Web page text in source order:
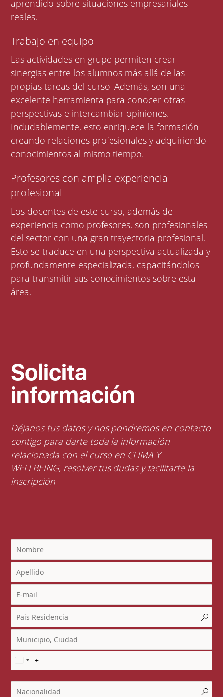
aprendido sobre situaciones empresariales
reales.
Trabajo en equipo
Las actividades en grupo permiten crear
sinergias entre los alumnos más allá de las
propias tareas del curso. Además, son una
excelente herramienta para conocer otras
perspectivas e intercambiar opiniones.
Indudablemente, esto enriquece la formación
creando relaciones profesionales y adquiriendo
conocimientos al mismo tiempo.
Profesores con amplia experiencia
profesional
Los docentes de este curso, además de
experiencia como profesores, son profesionales
del sector con una gran trayectoria profesional.
Esto se traduce en una perspectiva actualizada y
profundamente especializada, capacitándolos
para transmitir sus conocimientos sobre esta
área.
Solicita
información
Déjanos tus datos y nos pondremos en contacto
contigo para darte toda la información
relacionada con el curso en CLIMA Y
WELLBEING, resolver tus dudas y facilitarte la
inscripción